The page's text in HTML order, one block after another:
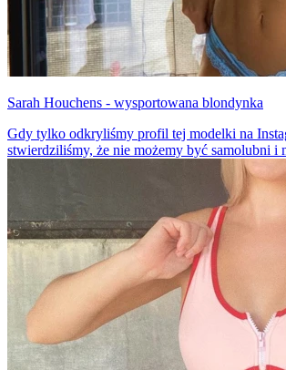
Sarah Houchens - wysportowana blondynka
Gdy tylko odkryliśmy profil tej modelki na
stwierdziliśmy, że nie możemy być samolubni i
pokazać. Sarah jest niezwykle seksowna i
ciało, które jest efektem wielogodzinnych,